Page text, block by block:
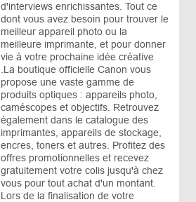
d'interviews enrichissantes. Tout ce
dont vous avez besoin pour trouver le
meilleur appareil photo ou la
meilleure imprimante, et pour donner
vie à votre prochaine idée créative
.La boutique officielle Canon vous
propose une vaste gamme de
produits optiques : appareils photo,
caméscopes et objectifs. Retrouvez
également dans le catalogue des
imprimantes, appareils de stockage,
encres, toners et autres. Profitez des
offres promotionnelles et recevez
gratuitement votre colis jusqu'à chez
vous pour tout achat d'un montant.
Lors de la finalisation de votre